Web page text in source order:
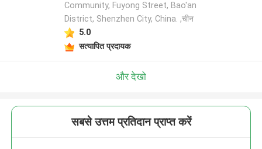
Community, Fuyong Street, Bao'an
District, Shenzhen City, China. ,चीन
5.0
सत्यापित प्रदायक
और देखो
सबसे उत्तम प्रतिदान प्राप्त करें